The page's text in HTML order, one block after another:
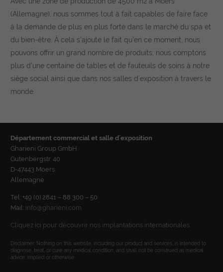
(Allemagne), nous sommes tout à fait capables de faire face
à la demande de plus en plus forte dans le marché du spa et
du bien-être. À cela s’ajoute le fait qu’en ce moment, nous
pouvons offrir un grand nombre de produits; nous comptons
plus d’une centaine de tables et de fauteuils de soins à notre
siège social ainsi que dans nos salles d´exposition à travers le
monde.
Département commercial et salle d´exposition
Gharieni Group GmbH
Gutenbergstr. 40
D-47443 Moers
Allemagne
Tel: +49 (0) 2841 – 88 300 – 50
Mail: info@gharieni.com
Cliquez ici pour découvrir nos implantations internationales
Disclaimer: Nothing on this website, including our product and services, is intended to
diagnose, treat, or cure any medical condition, and shall not be construed as medical
advice, implied or otherwise.